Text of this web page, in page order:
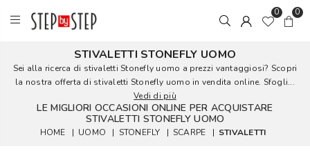
0 0
STIVALETTI STONEFLY UOMO
Sei alla ricerca di stivaletti Stonefly uomo a prezzi vantaggiosi? Scopri
la nostra offerta di stivaletti Stonefly uomo in vendita online. Sfogli...
Vedi di più
LE MIGLIORI OCCASIONI ONLINE PER ACQUISTARE
STIVALETTI STONEFLY UOMO
HOME | UOMO | STONEFLY | SCARPE | STIVALETTI